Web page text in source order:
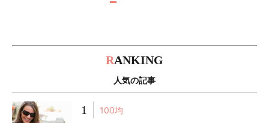
RANKING
人気の記事
1 100均